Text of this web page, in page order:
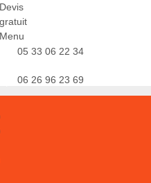
Devis
gratuit
Menu
05 33 06 22 34
06 26 96 23 69